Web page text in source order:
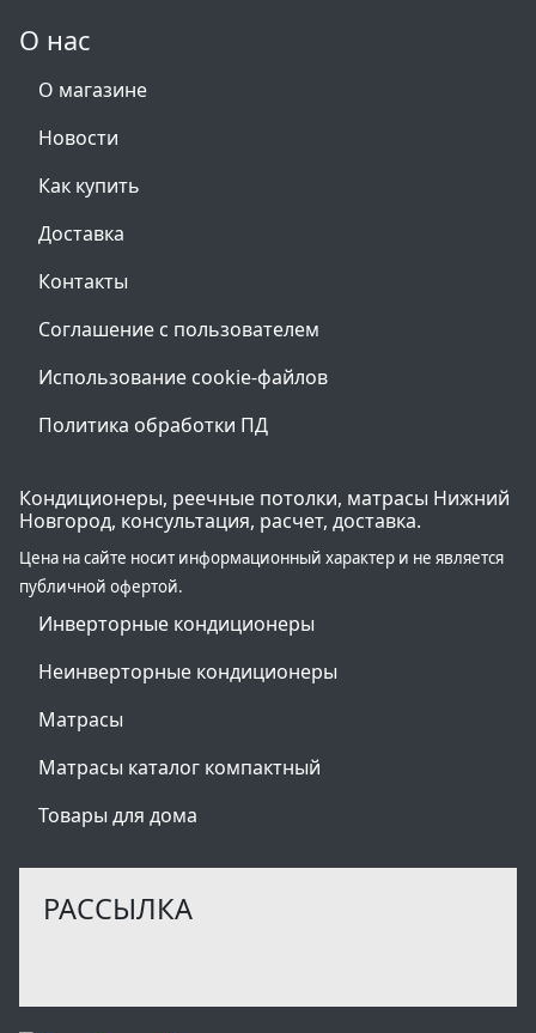
О нас
О магазине
Новости
Как купить
Доставка
Контакты
Соглашение с пользователем
Использование cookie-файлов
Политика обработки ПД
Кондиционеры, реечные потолки, матрасы Нижний
Новгород, консультация, расчет, доставка.
Цена на сайте носит информационный характер и не является
публичной офертой.
Инверторные кондиционеры
Неинверторные кондиционеры
Матрасы
Матрасы каталог компактный
Товары для дома
РАССЫЛКА